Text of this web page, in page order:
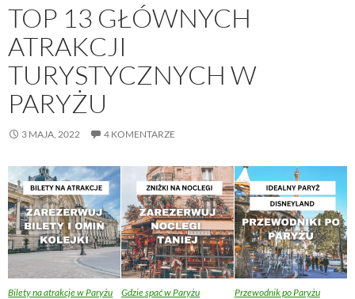
TOP 13 GŁÓWNYCH
ATRAKCJI
TURYSTYCZNYCH W
PARYŻU
3 MAJA, 2022 4 KOMENTARZE
Bilety na atrakcje w Paryżu Gdzie spać w Paryżu Przewodnik po Paryżu